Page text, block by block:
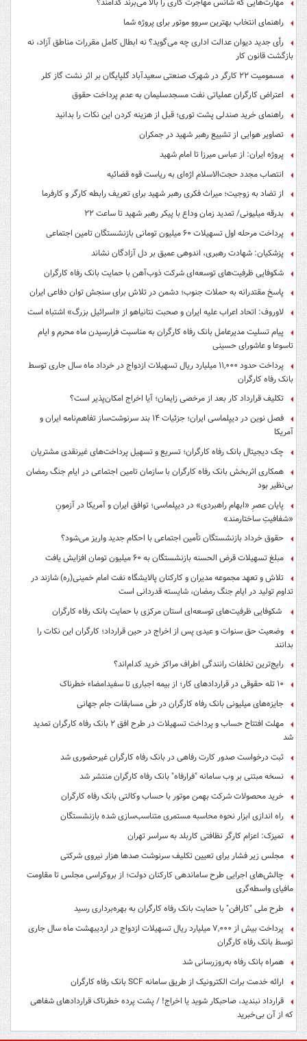
راهنمای انتخاب بهترین سروو موتور برای پروژه شما
رأی جدید دیوان عدالت اداری چه می‌گوید؟ نه ابطال کامل مقررات مناطق آزاد، نه
بازگشت قانون کار
مسمومیت ۲۲ کارگر در شهرک صنعتی سعیدآباد گلپایگان بر اثر نشت گاز کلر
اعتراض کارگران عملیاتی نفت مسجدسلیمان به عدم پرداخت حقوق
راهنمای خرید صندلی پشت توری؛ قبل از هزینه کردن این نکات را بدانید
تصاویر هوایی از تشییع رهبر شهید در جمکران
پروژه ایران: از عباس میرزا تا امام شهید
انتصاب مجدد حجت‌الاسلام اژه‌ای به ریاست قوه‌ قضائیه
از تضاد به زوجیت؛ میراث فکری رهبر شهید برای تعریف رابطه کارگر و کارفرما
بدرقه میلیونی/ تمدید زمان وداع با پیکر رهبر شهید تا ساعت ۲۲
پرداخت مرحله اول تسهیلات ۶۰ میلیون تومانی بازنشستگان تامین اجتماعی
پزشکیان: شهادت رهبری، اندوهی عمیق بر دل آزادگان نشاند
شکوفایی ظرفیت‌های توسعه‌ای شرکت ذوب‌آهن با حمایت‌ بانک رفاه کارگران
پاسخ مقتدرانه به حملات جنوب؛ دشمن در تلاش برای سنجش توان دفاعی ایران
لاوروف: اتحاد اعراب علیه ایران و صحبت نتانیاهو از «اسرائیل بزرگ» اشتباه است
پیام تسلیت مدیرعامل بانک رفاه کارگران به مناسبت فرارسیدن ماه محرم و ایام
تاسوعا و عاشورای حسینی
پرداخت حدود ۱۱,۰۰۰ میلیارد ریال تسهیلات ازدواج در خرداد ماه سال جاری توسط
بانک رفاه کارگران
تکلیف قرارداد کار بعد از مرخصی زایمان؛ آیا اخراج امکان‌پذیر است؟
فصل نوین در دیپلماسی ایران؛ جزئیات ۱۴ بند سرنوشت‌ساز تفاهم‌نامه ایران و
آمریکا
چک دیجیتال بانک رفاه کارگران؛ تسریع و تسهیل پرداخت‌های غیرنقدی مشتریان
همکاری اثربخش بانک رفاه کارگران با سازمان تامین اجتماعی در ایام جنگ رمضان
بی‌نظیر بود
پایان عصرِ «ابهام راهبردی» در دیپلماسی؛ توافق ایران و آمریکا در آزمونِ
«شفافیتِ ساختارمند»
حقوق خرداد بازنشستگان تأمین اجتماعی با احکام جدید واریز می‌شود؟
مبلغ تسهیلات قرض الحسنه بازنشستگان به ۶۰ میلیون تومان افزایش یافت
تلاش و تعهد مجموعه مدیران و کارکنان پالایشگاه نفت امام خمینی(ره) شازند در
تداوم تولید در ایام جنگ رمضان، شایسته قدردانی است
شکوفایی ظرفیت‌های توسعه‌ای استان مرکزی با حمایت بانک رفاه کارگران
وضعیت حق سنوات و عیدی پس از اخراج در حین قرارداد؛ کارگران این نکات را
بدانند
رایج‌ترین تخلفات رانندگی اطراف مراکز خرید کدام‌اند؟
۱۰ تله حقوقی در قراردادهای کار؛ از بیمه اجباری تا سفیدامضاء خطرناک
جایزه‌های میلیونی بانک رفاه کارگران در طی مسابقات جام جهانی
مهلت افتتاح حساب و پرداخت تسهیلات در طرح افق ۲ بانک رفاه کارگران تمدید
شد
ثبت درخواست صدور کارت رفاهی در بانک رفاه کارگران غیرحضوری شد
نسخه مبتنی بر وب سامانه "فرارفاه" بانک رفاه کارگران منتشر شد
خرید محصولات شرکت بهمن موتور با حساب وکالتی بانک رفاه کارگران
راه اندازی ابزار نحوه محاسبه مستمری متناسب‌سازی شده بازنشستگان
تمیزک: اعزام کارگر نظافتی کاربلد به سراسر تهران
مجلس زیر فشار برای تعیین تکلیف سرنوشت صدها هزار نیروی شرکتی
چالش‌های اجرایی طرح ساماندهی کارکنان دولت؛ از بروکراسی مجلس تا مقاومت
مافیای واسطه‌گری
طرح ملی "کارافن" با حمایت بانک رفاه کارگران به بهره‌برداری رسید
پرداخت بیش از ۷,۰۰۰ میلیارد ریال تسهیلات ازدواج در اردیبهشت ماه سال جاری
توسط بانک رفاه کارگران
همراه بانک رفاه به‌روزرسانی شد
ارائه خدمت برات الکترونیک از طریق سامانه SCF بانک رفاه کارگران
قرارداد نبندید، صاحبکار شوید یا اخراج! / پشت پرده خطرناک قراردادهای شفاهی
که از آن بی‌خبرید